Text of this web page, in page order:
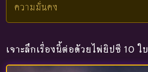
ความมั่นคง
เจาะลึกเรื่องนี้ต่อด้วยไพ่ยิปซี 10 ใบ